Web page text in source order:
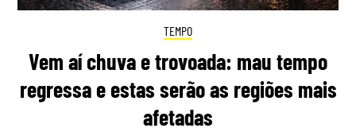
TEMPO
Vem aí chuva e trovoada: mau tempo
regressa e estas serão as regiões mais
afetadas